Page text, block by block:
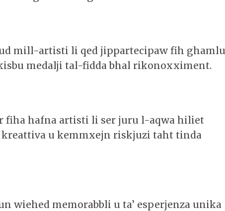
mill-artisti li qed jippartecipaw fih ghamlu
medalji tal-fidda bhal rikonoxximent.
fiha hafna artisti li ser juru l-aqwa hiliet
u kemmxejn riskjuzi taht tinda
wiehed memorabbli u ta’ esperjenza unika